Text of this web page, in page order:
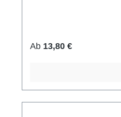
Regulärer Preis:
Ab 13,80 €